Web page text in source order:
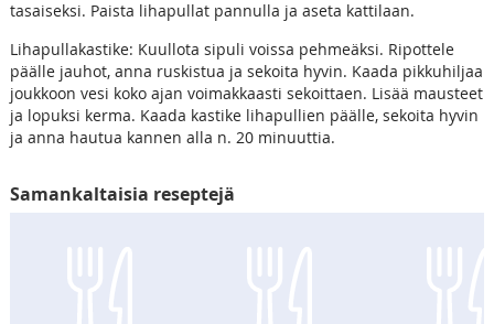
tasaiseksi. Paista lihapullat pannulla ja aseta kattilaan.
Lihapullakastike: Kuullota sipuli voissa pehmeäksi. Ripottele
päälle jauhot, anna ruskistua ja sekoita hyvin. Kaada pikkuhiljaa
joukkoon vesi koko ajan voimakkaasti sekoittaen. Lisää mausteet
ja lopuksi kerma. Kaada kastike lihapullien päälle, sekoita hyvin
ja anna hautua kannen alla n. 20 minuuttia.
Samankaltaisia reseptejä